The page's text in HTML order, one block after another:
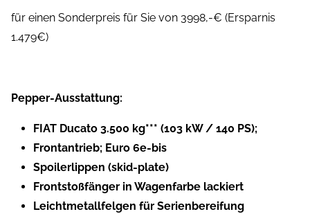
für einen Sonderpreis für Sie von 3998,-€ (Ersparnis
1.479€)
Pepper-Ausstattung:
FIAT Ducato 3.500 kg*** (103 kW / 140 PS);
Frontantrieb; Euro 6e-bis
Spoilerlippen (skid-plate)
Frontstoßfänger in Wagenfarbe lackiert
Leichtmetallfelgen für Serienbereifung